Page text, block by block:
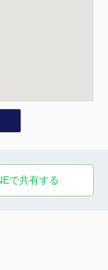
で共有する